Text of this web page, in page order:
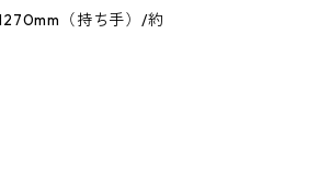
（持ち手）/約